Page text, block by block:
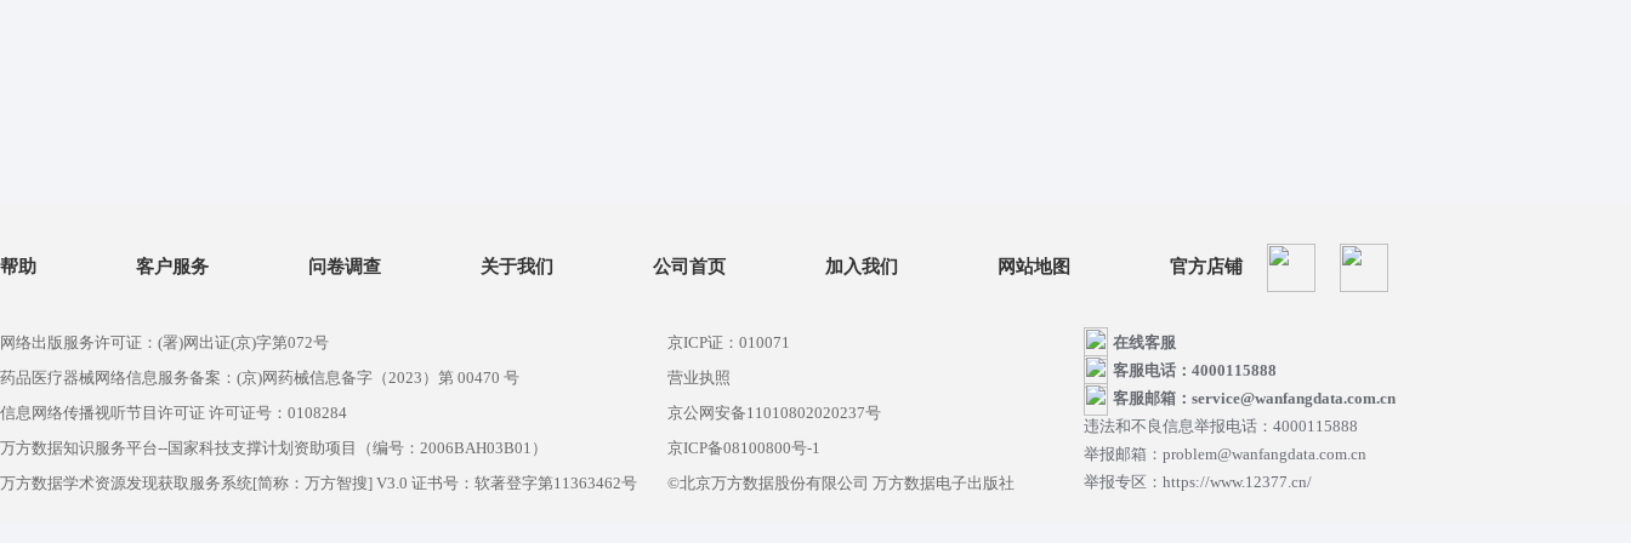
帮助 客户服务 问卷调查 关于我们 公司首页 加入我们 网站地图 官方店铺
网络出版服务许可证：(署)网出证(京)字第072号
药品医疗器械网络信息服务备案：(京)网药械信息备字（2023）第 00470 号
信息网络传播视听节目许可证 许可证号：0108284
万方数据知识服务平台--国家科技支撑计划资助项目（编号：2006BAH03B01）
万方数据学术资源发现获取服务系统[简称：万方智搜] V3.0 证书号：软著登字第11363462号
京ICP证：010071
营业执照
京公网安备11010802020237号
京ICP备08100800号-1
©北京万方数据股份有限公司 万方数据电子出版社
在线客服
客服电话：4000115888
客服邮箱：service@wanfangdata.com.cn
违法和不良信息举报电话：4000115888
举报邮箱：problem@wanfangdata.com.cn
举报专区：https://www.12377.cn/